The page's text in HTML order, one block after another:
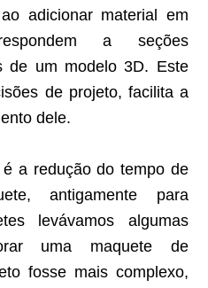
adicionar material em
a seções
de um modelo 3D. Este
de projeto, facilita a
dele.
a redução do tempo de
antigamente para
levávamos algumas
uma maquete de
fosse mais complexo,